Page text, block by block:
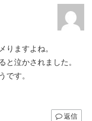
りますよね。
と泣かされました。
です。
返信